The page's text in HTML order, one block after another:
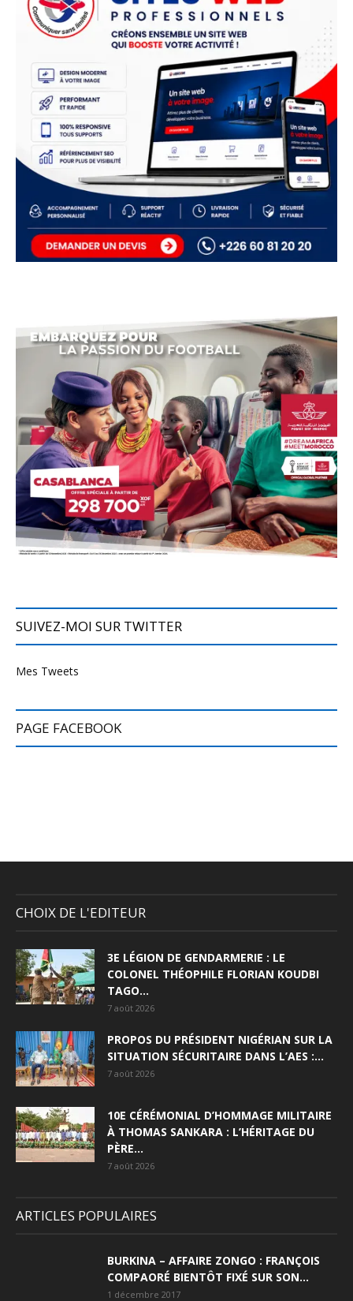
SUIVEZ-MOI SUR TWITTER
Mes Tweets
PAGE FACEBOOK
CHOIX DE L'EDITEUR
3E LÉGION DE GENDARMERIE : LE
COLONEL THÉOPHILE FLORIAN KOUDBI
TAGO...
7 août 2026
PROPOS DU PRÉSIDENT NIGÉRIAN SUR LA
SITUATION SÉCURITAIRE DANS L’AES :...
7 août 2026
10E CÉRÉMONIAL D’HOMMAGE MILITAIRE
À THOMAS SANKARA : L’HÉRITAGE DU
PÈRE...
7 août 2026
ARTICLES POPULAIRES
BURKINA – AFFAIRE ZONGO : FRANÇOIS
COMPAORÉ BIENTÔT FIXÉ SUR SON...
1 décembre 2017